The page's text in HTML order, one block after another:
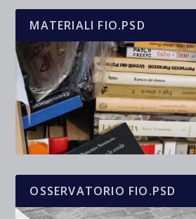
MATERIALI FIO.PSD
OSSERVATORIO FIO.PSD